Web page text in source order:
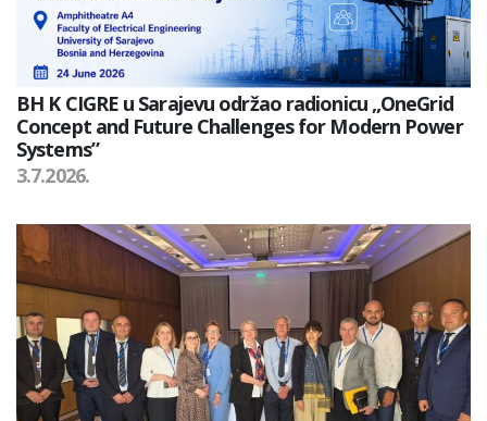
BH K CIGRE u Sarajevu održao radionicu „OneGrid
Concept and Future Challenges for Modern Power
Systems”
3.7.2026.